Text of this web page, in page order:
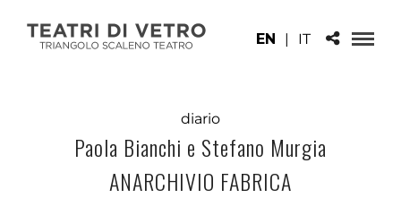
EN | IT
diario
Paola Bianchi e Stefano Murgia
ANARCHIVIO FABRICA